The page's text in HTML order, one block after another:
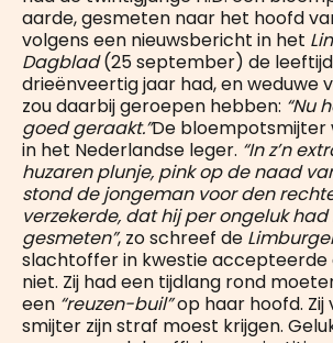
aarde, gesmeten naar het hoofd
volgens een nieuwsbericht in het
Dagblad(25 september) de
drieënveertig jaar had, en weduwe
zou daarbij geroepen hebben: “Nu
goed geraakt.”De bloempotsmijter
in het Nederlandse leger. “In z’n
huzaren plunje, pink op de naad
stond de jongeman voor den
verzekerde, dat hij per ongeluk
gesmeten”, zo schreef de
slachtoffer in kwestie accepteerde
niet. Zij had een tijdlang rond
een “reuzen-buil”op haar hoofd. Zij
smijter zijn straf moest krijgen.